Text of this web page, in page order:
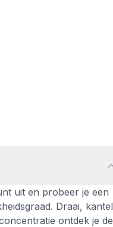
uit en probeer je een
Draai, kantel
ontdek je de